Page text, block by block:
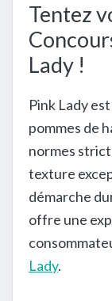
Tentez
Lady !
Pink Lady
pommes de
normes
texture
démarche
offre une
Lady.